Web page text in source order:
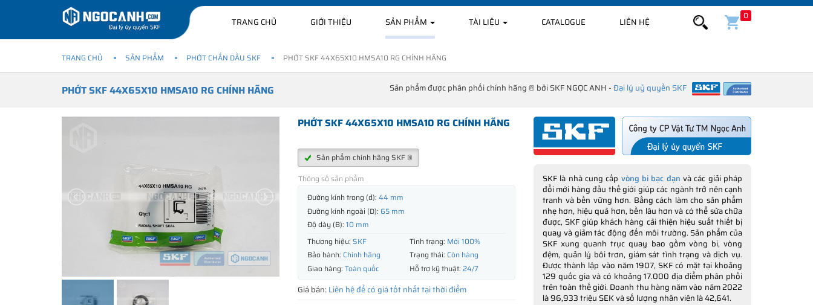
TRANG CHỦ GIỚI THIỆU SẢN PHẨM TÀI LIỆU CATALOGUE LIÊN HỆ
0
TRANG CHỦ SẢN PHẨM PHỚT CHẮN DẦU SKF PHỚT SKF 44X65X10 HMSA10 RG CHÍNH HÃNG
PHỚT SKF 44X65X10 HMSA10 RG CHÍNH HÃNG Sản phẩm được phân phối chính hãng ® bởi SKF NGỌC ANH -Đại lý uỷ quyền SKF
PHỚT SKF 44X65X10 HMSA10 RG CHÍNH HÃNG
Sản phẩm chính hãng SKF ®
Thông số sản phẩm
Đường kính trong (d): 44 mm
Đường kính ngoài (D): 65 mm
Độ dày (B): 10 mm
Thương hiệu: SKF Tình trạng: Mới 100%
Bảo hành: Chính hãng Trạng thái: Còn hàng
Giao hàng: Toàn quốc Hỗ trợ kỹ thuật: 24/7
Giá bán: Liên hệ để có giá tốt nhất tại thời điểm
SKF là nhà cung cấp vòng bi bạc đạn và các giải pháp
đổi mới hàng đầu thế giới giúp các ngành trở nên cạnh
tranh và bền vững hơn. Bằng cách làm cho sản phẩm
nhẹ hơn, hiệu quả hơn, bền lâu hơn và có thể sửa chữa
được, SKF giúp khách hàng cải thiện hiệu suất thiết bị
quay và giảm tác động đến môi trường. Sản phẩm của
SKF xung quanh trục quay bao gồm vòng bi, vòng
đệm, quản lý bôi trơn, giám sát tình trạng và dịch vụ.
Được thành lập vào năm 1907, SKF có mặt tại khoảng
129 quốc gia và có khoảng 17.000 địa điểm phân phối
trên toàn thế giới. Doanh thu hàng năm vào năm 2022
là 96,933 triệu SEK và số lượng nhân viên là 42,641.